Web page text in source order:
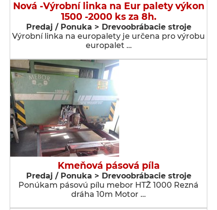
Nová -Výrobní linka na Eur palety výkon
1500 -2000 ks za 8h.
Predaj / Ponuka > Drevoobrábacie stroje
Výrobní linka na europalety je určena pro výrobu
europalet …
Kmeňová pásová píla
Predaj / Ponuka > Drevoobrábacie stroje
Ponúkam pásovú pílu mebor HTŽ 1000 Rezná
dráha 10m Motor …